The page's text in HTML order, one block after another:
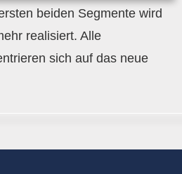
beiden Segmente wird
realisiert. Alle
sich auf das neue